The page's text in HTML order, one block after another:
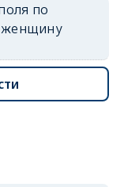
по
женщину